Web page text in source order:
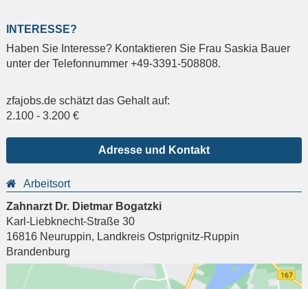
INTERESSE?
Haben Sie Interesse? Kontaktieren Sie Frau Saskia Bauer
unter der Telefonnummer +49-3391-508808.
zfajobs.de schätzt das Gehalt auf:
2.100 - 3.200 €
Adresse und Kontakt
Arbeitsort
Zahnarzt Dr. Dietmar Bogatzki
Karl-Liebknecht-Straße 30
16816 Neuruppin, Landkreis Ostprignitz-Ruppin
Brandenburg